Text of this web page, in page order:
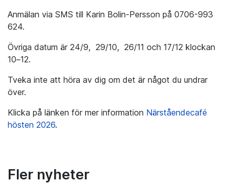
Anmälan via SMS till Karin Bolin-Persson på 0706-993
624.
Övriga datum är 24/9, 29/10, 26/11 och 17/12 klockan
10–12.
Tveka inte att höra av dig om det är något du undrar
över.
Klicka på länken för mer information Närståendecafé
hösten 2026.
Fler nyheter